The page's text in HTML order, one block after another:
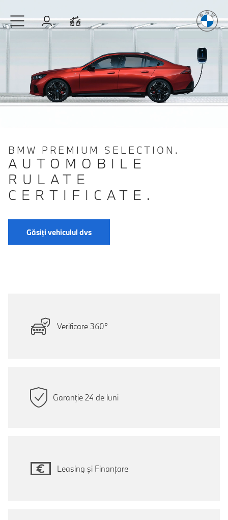
AutentificareComparaţie
BMW PREMIUM SELECTION.
AUTOMOBILE
RULATE
CERTIFICATE.
Găsiți vehiculul dvs
Verificare 360°
Garanție 24 de luni
Leasing și Finanțare